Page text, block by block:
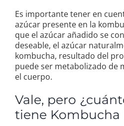
Es importante tener en
azúcar presente en la
que el azúcar añadido se
deseable, el azúcar
kombucha, resultado del
puede ser metabolizado de
el cuerpo.
Vale, pero
tiene Kombucha